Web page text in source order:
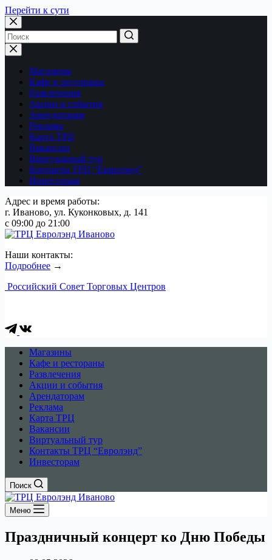
Перейти к сути
Магазины
Кафе и рестораны
Развлечения
Акции и события
Арендаторам
Реклама
Карта ТРЦ
Вакансии
Виртуальный тур
Контакты ТРЦ “Евролэнд”
Инвесторам
Адрес и время работы:
г. Иваново, ул. Куконковых, д. 141
с 09:00 до 21:00
Наши контакты:
Подробнее →
Российский Совет Торговых Центров
Магазины
Кафе и рестораны
Развлечения
Акции и события
Арендаторам
Реклама
Карта ТРЦ
Вакансии
Виртуальный тур
Контакты ТРЦ “Евролэнд”
Инвесторам
Поиск
Меню
Праздничный концерт ко Дню Победы